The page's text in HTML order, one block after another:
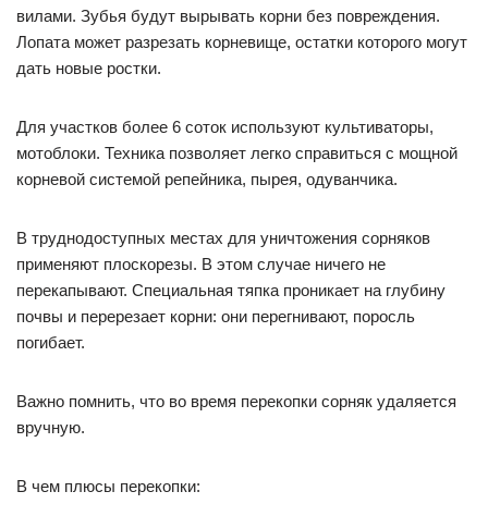
вилами. Зубья будут вырывать корни без повреждения.
Лопата может разрезать корневище, остатки которого могут
дать новые ростки.
Для участков более 6 соток используют культиваторы,
мотоблоки. Техника позволяет легко справиться с мощной
корневой системой репейника, пырея, одуванчика.
В труднодоступных местах для уничтожения сорняков
применяют плоскорезы. В этом случае ничего не
перекапывают. Специальная тяпка проникает на глубину
почвы и перерезает корни: они перегнивают, поросль
погибает.
Важно помнить, что во время перекопки сорняк удаляется
вручную.
В чем плюсы перекопки: